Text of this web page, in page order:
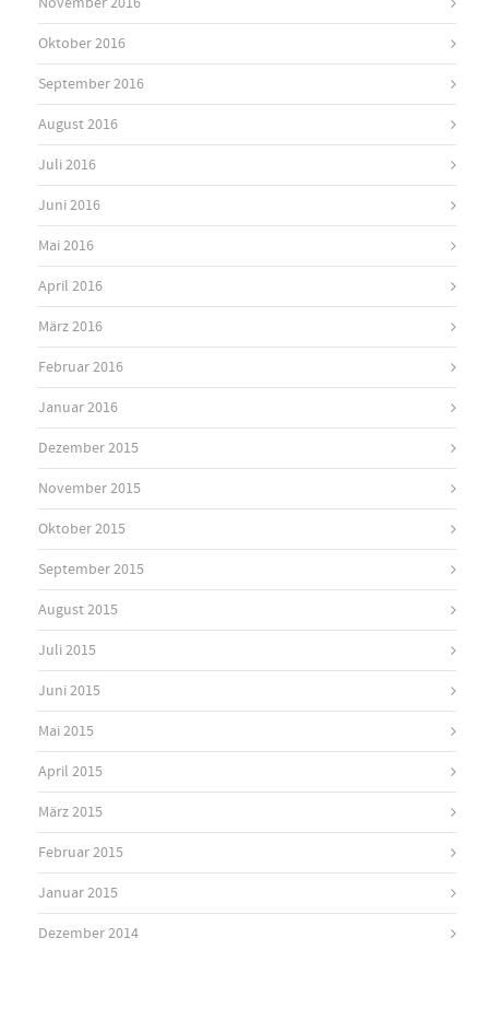
Oktober 2016
September 2016
August 2016
Juli 2016
Juni 2016
Mai 2016
April 2016
März 2016
Februar 2016
Januar 2016
Dezember 2015
November 2015
Oktober 2015
September 2015
August 2015
Juli 2015
Juni 2015
Mai 2015
April 2015
März 2015
Februar 2015
Januar 2015
Dezember 2014